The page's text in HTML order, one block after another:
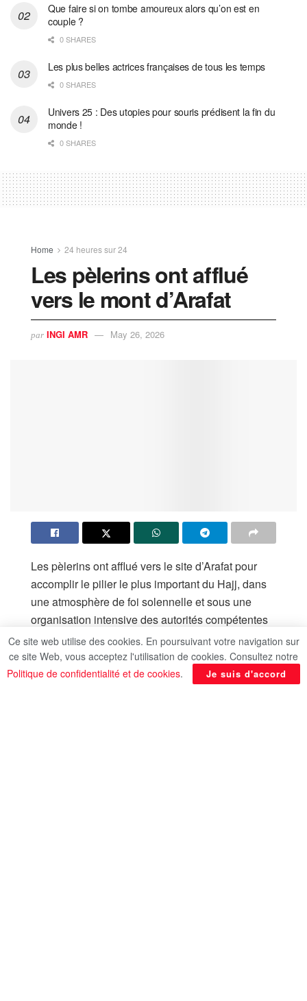
Que faire si on tombe amoureux alors qu’on est en
couple ?
0 SHARES
Les plus belles actrices françaises de tous les temps
0 SHARES
Univers 25 : Des utopies pour souris prédisent la fin du
monde !
0 SHARES
Home 24 heures sur 24
Les pèlerins ont afflué
vers le mont d’Arafat
par INGI AMR May 26, 2026
​Les pèlerins ont afflué vers le site d’Arafat pour
accomplir le pilier le plus important du Hajj, dans
une atmosphère de foi solennelle et sous une
organisation intensive des autorités compétentes
du Royaume d’Arabie Saoudite. (Photo AlQahera
News)
Ceci, en préparation de la station d’Arafat (Waqfat
Ce site web utilise des cookies. En poursuivant votre navigation sur
ce site Web, vous acceptez l'utilisation de cookies. Consultez notre
Politique de confidentialité et de cookies. Je suis d'accord